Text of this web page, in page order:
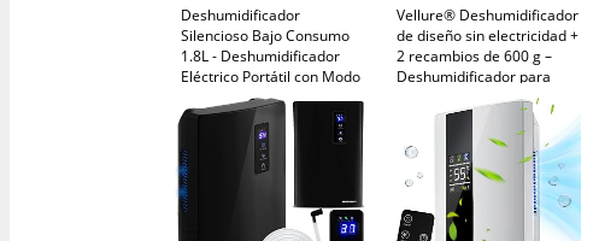
Deshumidificador
Silencioso Bajo Consumo
1.8L - Deshumidificador
Eléctrico Portátil con Modo
Suspensión, Temporizador
24h y Apagado Automático -
Ideal para Baño, Dormitorio
y Armarios(580ml/día)
Vellure® Deshumidificador
de diseño sin electricidad +
2 recambios de 600 g –
Deshumidificador para
baño, sótano, etc., hasta 25
m² + 2 deshumidificadores
granulados de calidad
profesional